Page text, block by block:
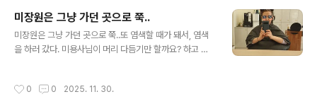
인데, (나이가 꽉 찬) 조카들 중에 제일 먼저하는 결혼이기
도 하다.엊그저께 작은 형수님이 전화를 하셨다.큰 형수님
(큰 시누이)이 한복을 입어줬으면 하는데, 나도 입을꺼냐
고. 나 입으면 입으시고, 내가 안 입는다고 하면 안 입으시
다/ 과하다 싶지만) "아.니.오"라고 말할 강단과 소신이 없
미장원은 그냥 가던 곳으로 쭉..
미장원은 그냥 가던 곳으로 쭉..또 염색할 때가 돼서, 염색
을 하러 갔다. 미용사님이 머리 다듬기만 할까요? 하고 물
그렇다. 내 머리는 커트가 답이다. 아무리 염색료를 더 받고
0 0 2025. 11. 30.